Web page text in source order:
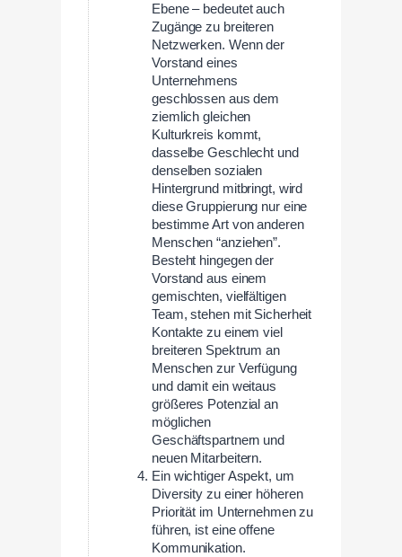
Ebene – bedeutet auch
Zugänge zu breiteren
Netzwerken. Wenn der
Vorstand eines
Unternehmens
geschlossen aus dem
ziemlich gleichen
Kulturkreis kommt,
dasselbe Geschlecht und
denselben sozialen
Hintergrund mitbringt, wird
diese Gruppierung nur eine
bestimme Art von anderen
Menschen “anziehen”.
Besteht hingegen der
Vorstand aus einem
gemischten, vielfältigen
Team, stehen mit Sicherheit
Kontakte zu einem viel
breiteren Spektrum an
Menschen zur Verfügung
und damit ein weitaus
größeres Potenzial an
möglichen
Geschäftspartnern und
neuen Mitarbeitern.
Ein wichtiger Aspekt, um
Diversity zu einer höheren
Priorität im Unternehmen zu
führen, ist eine offene
Kommunikation.